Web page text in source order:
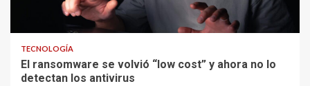
TECNOLOGÍA
El ransomware se volvió “low cost” y ahora no lo
detectan los antivirus